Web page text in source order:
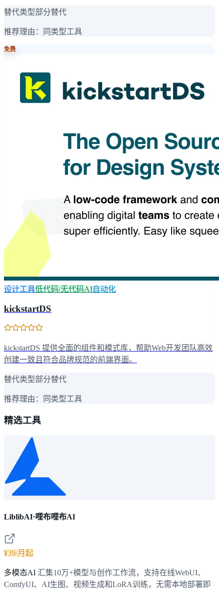
替代类型部分替代
推荐理由： 同类型工具
免费
设计工具低代码/无代码AI自动化
kickstartDS
kickstartDS 提供全面的组件和模式库，帮助Web开发团队高效
创建一致且符合品牌规范的前端界面。
替代类型部分替代
推荐理由： 同类型工具
精选工具
LiblibAI·哩布哩布AI
¥39/月起
多模态AI 汇集10万+模型与创作工作流，支持在线WebUI、
ComfyUI、AI生图、视频生成和LoRA训练，无需本地部署即